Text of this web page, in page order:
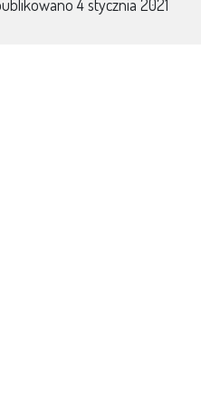
4 stycznia 2021